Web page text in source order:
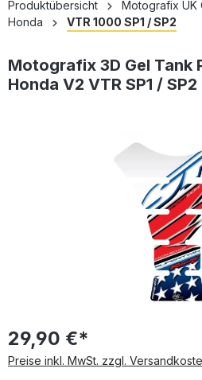
Produktübersicht Motografix UK
Honda
VTR 1000 SP1 / SP2
Motografix 3D Gel Tank
Honda V2 VTR SP1 / SP2
Bildergalerie überspringen
29,90 €*
Preise inkl. MwSt. zzgl.